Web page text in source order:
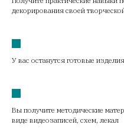
декорирования своей
У вас останутся готовые
Вы получите методические
виде видеозаписей, схем, лекал